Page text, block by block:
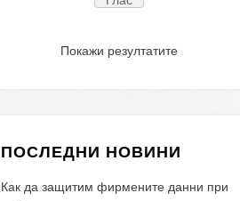
Покажи резултатите
ПОСЛЕДНИ НОВИНИ
Как да защитим фирмените данни при